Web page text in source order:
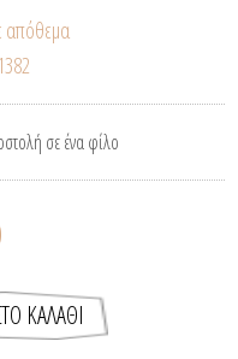
απόθεμα